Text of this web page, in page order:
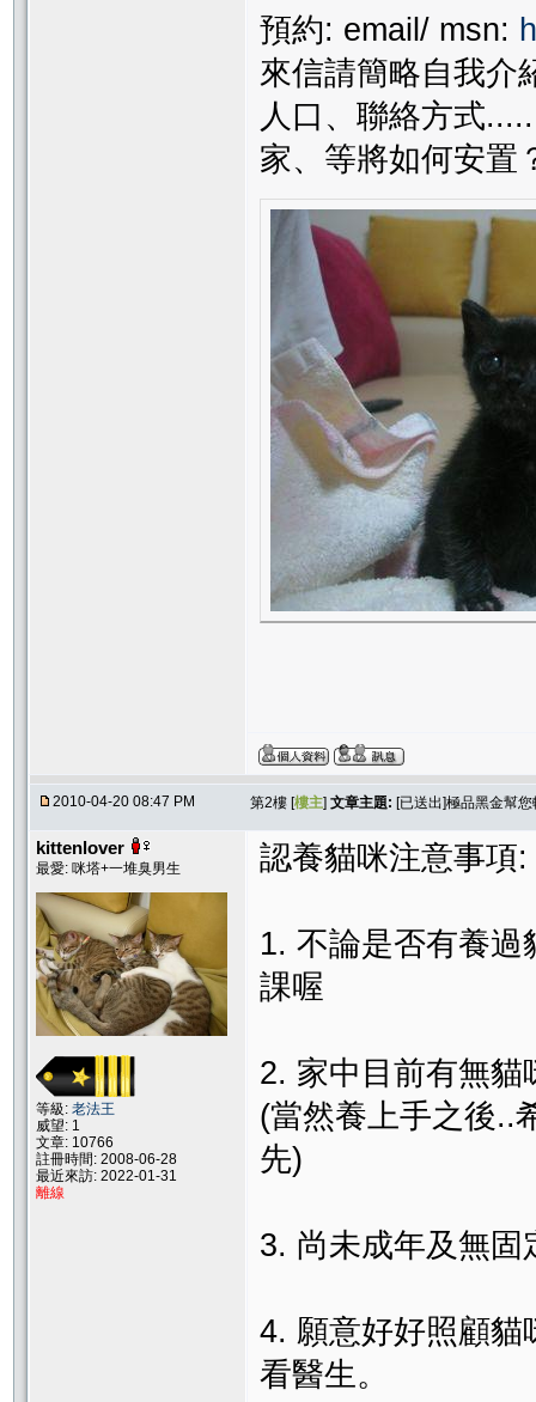
預約: email/ msn:
來信請簡略自我介
人口、聯絡方式
家、等將如何安置
2010-04-20 08:47 PM 第2樓 [樓主] 文章主題: [已送出]極品黑金幫
kittenlover
最愛: 咪塔+一堆臭男生
等級: 老法王
威望: 1
文章: 10766
註冊時間: 2008-06-28
最近來訪: 2022-01-31
離線
認養貓咪注意事項:
1. 不論是否有養
課喔
2. 家中目前有無貓
(當然養上手之後..
先)
3. 尚未成年及無固
4. 願意好好照顧貓
看醫生。